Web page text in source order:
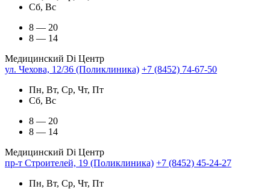
Сб, Вс
8 — 20
8 — 14
Медицинский Di Центр
ул. Чехова, 12/36 (Поликлиника) +7 (8452) 74-67-50
Пн, Вт, Ср, Чт, Пт
Сб, Вс
8 — 20
8 — 14
Медицинский Di Центр
пр-т Строителей, 19 (Поликлиника) +7 (8452) 45-24-27
Пн, Вт, Ср, Чт, Пт